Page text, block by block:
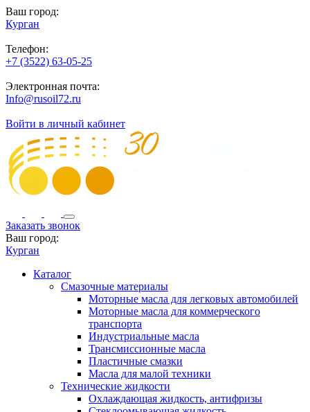
Ваш город:
Курган
Телефон:
+7 (3522) 63-05-25
Электронная почта:
Info@rusoil72.ru
Войти в личный кабинет
Заказать звонок
Ваш город:
Курган
Каталог
Смазочные материалы
Моторные масла для легковых автомобилей
Моторные масла для коммерческого
транспорта
Индустриальные масла
Трансмиссионные масла
Пластичные смазки
Масла для малой техники
Технические жидкости
Охлаждающая жидкость, антифризы